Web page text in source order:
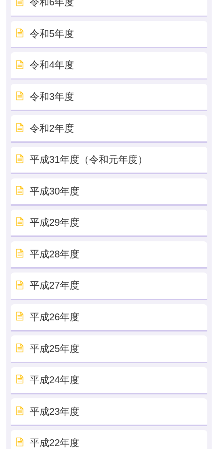
令和5年度
令和4年度
令和3年度
令和2年度
平成31年度（令和元年度）
平成30年度
平成29年度
平成28年度
平成27年度
平成26年度
平成25年度
平成24年度
平成23年度
平成22年度